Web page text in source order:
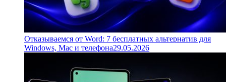
Отказываемся от Word: 7 бесплатных альтернатив для
Windows, Mac и телефона29.05.2026